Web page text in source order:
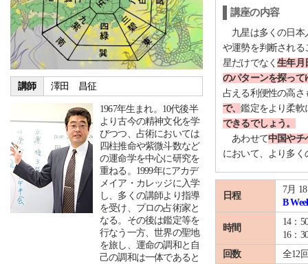
講師 澤田 昌征
1967年生まれ。10代後半
より古今の精神文化を学
びつつ、占術においては
四柱推命や紫微斗数など
の運命学を中心に研究を
重ねる。1999年にアカデ
メイア・カレッジに入学
し、多くの講師より指導
を受け、プロの占術家と
なる。その後は鑑定等を
行なう一方、世界の聖地
を旅し、運命の調和と自
己の調和は一体であると
講座の内容
九星は多くの日本
や運勢を判断される
星だけでなく生年月
のパターンを探って
占える利便性の高さ
で、鑑定をより柔軟
できるでしょう。
あわせて中国やチ
において、より多
日程
7月
B
時間
14：
16：
回数
全12